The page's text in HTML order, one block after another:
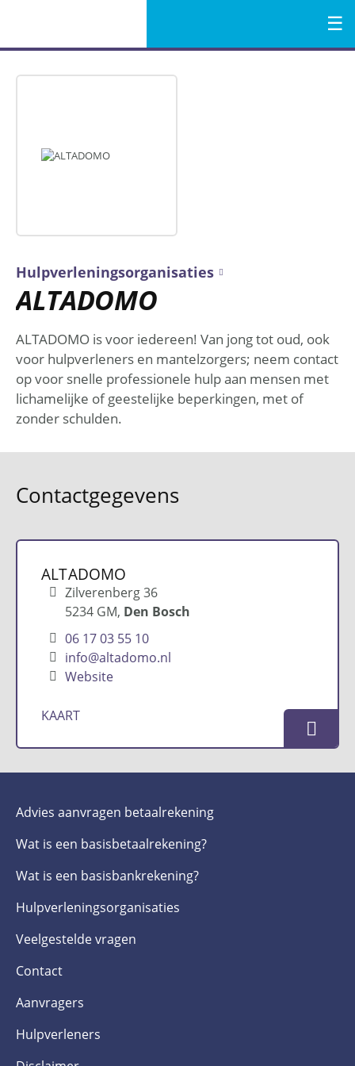
Menu
Hulpverleningsorganisaties
ALTADOMO
ALTADOMO is voor iedereen! Van jong tot oud, ook
voor hulpverleners en mantelzorgers; neem contact
op voor snelle professionele hulp aan mensen met
lichamelijke of geestelijke beperkingen, met of
zonder schulden.
Contactgegevens
ALTADOMO
Zilverenberg 36
5234 GM Den Bosch
06 17 03 55 10
info@altadomo.nl
Website
KAART
Advies aanvragen betaalrekening
Wat is een basis­betaalrekening?
Wat is een basis­bankrekening?
Hulpverlenings­organisaties
Veelgestelde­ vragen
Contact
Aanvragers
Hulpverleners